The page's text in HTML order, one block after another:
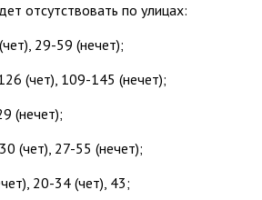
отсутствовать по улицах:
29-59 (нечет);
(чет), 109-145 (нечет);
(нечет);
(чет), 27-55 (нечет);
20-34 (чет), 43;